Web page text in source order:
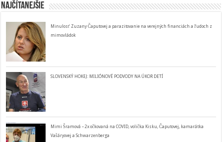
Najčítanejšie
Minulosť Zuzany Čaputovej a parazitovanie na verejných financiách a ľudoch z
mimovládok
SLOVENSKÝ HOKEJ: MILIÓNOVÉ PODVODY NA ÚKOR DETÍ
Mimi Šramová – 2x očkovaná na COVID, volička Kisku, Čaputovej, kamarátka
Vašáryovej a Schwarzenberga